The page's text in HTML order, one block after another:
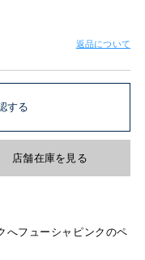
返品について
する
店舗在庫を見る
へフューシャピンクのペ